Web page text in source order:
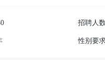
招聘人数
性别要